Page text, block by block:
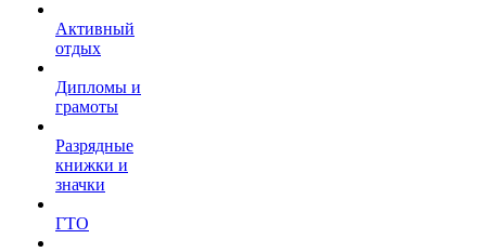
Активный
отдых
Дипломы и
грамоты
Разрядные
книжки и
значки
ГТО